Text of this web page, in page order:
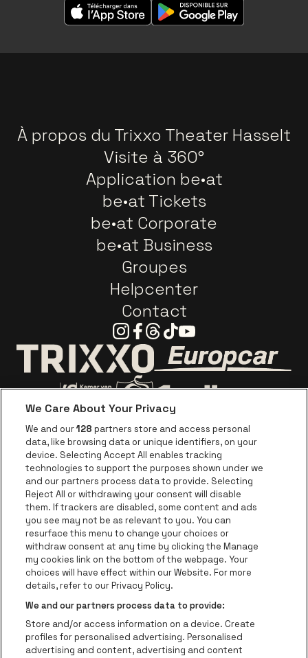
À propos du Trixxo Theater Hasselt
Visite à 360°
Application be•at
be•at Tickets
be•at Corporate
be•at Business
Groupes
Helpcenter
Contact
Instagram
Facebook
Threads
TiktokYoutube
Visitez le site de Trixxo
Visitez le site de Voka Limburg
Visitez le site de Jupiler
Visitez le site de Coca-Cola
Visitez le site de Red Bull
Visitez le
Visitez le site de Champagne Pommery
Visitez le site de Le
Visitez le site de Le logo Lillet en
Visitez le site de
Visitez le site de Holiday Inn
Visitez le site de
Visitez le
Trixxo Theater Hasselt fait partie debe•at
Trixxo Theater Hasselt
Gouverneur Verwilghensingel 70, 3500 Hasselt
Be-At Venues
Schijnpoortweg 119, 2170 Anvers
We Care About Your Privacy
We and our128 partners store and access personal
data, like browsing data or unique identifiers, on your
device. Selecting Accept All enables tracking
technologies to support the purposes shown under we
and our partners process data to provide. Selecting
Reject All or withdrawing your consent will disable
them. If trackers are disabled, some content and ads
you see may not be as relevant to you. You can
resurface this menu to change your choices or
withdraw consent at any time by clicking the Manage
my cookies link on the bottom of the webpage. Your
choices will have effect within our Website. For more
details, refer to our Privacy Policy.
We and our partners process data to provide:
Store and/or access information on a device. Create
profiles for personalised advertising. Personalised
advertising and content, advertising and content